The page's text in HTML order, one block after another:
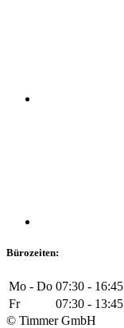
Bürozeiten:
Mo - Do 07:30 - 16:45
Fr
07:30 - 13:45
© Timmer GmbH